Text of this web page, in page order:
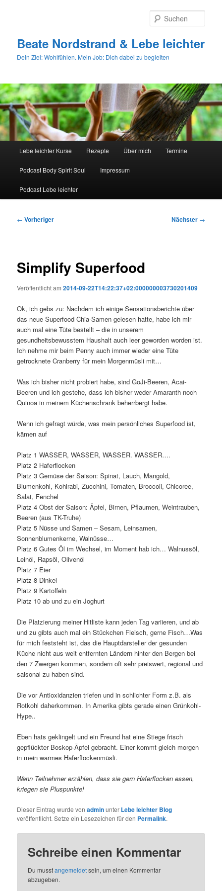
Beate Nordstrand & Lebe leichter
Dein Ziel: Wohlfühlen. Mein Job: Dich dabei zu begleiten
Lebe leichter Kurse Rezepte Über mich Termine
Podcast Body Spirit Soul Impressum
Podcast Lebe leichter
Beitragsnavigation
← Vorheriger Nächster →
Simplify Superfood
Veröffentlicht am2014-09-22T14:22:37+02:000000003730201409
Ok, ich gebs zu: Nachdem ich einige Sensationsberichte über
das neue Superfood Chia-Samen gelesen hatte, habe ich mir
auch mal eine Tüte bestellt – die in unserem
gesundheitsbewusstem Haushalt auch leer geworden worden ist.
Ich nehme mir beim Penny auch immer wieder eine Tüte
getrocknete Cranberry für mein Morgenmüsli mit…
Was ich bisher nicht probiert habe, sind GoJi-Beeren, Acai-
Beeren und ich gestehe, dass ich bisher weder Amaranth noch
Quinoa in meinem Küchenschrank beherrbergt habe.
Wenn ich gefragt würde, was mein persönliches Superfood ist,
kämen auf
Platz 1 WASSER, WASSER, WASSER. WASSER….
Platz 2 Haferflocken
Platz 3 Gemüse der Saison: Spinat, Lauch, Mangold,
Blumenkohl, Kohlrabi, Zucchini, Tomaten, Broccoli, Chicoree,
Salat, Fenchel
Platz 4 Obst der Saison: Äpfel, Birnen, Pflaumen, Weintrauben,
Beeren (aus TK-Truhe)
Platz 5 Nüsse und Samen – Sesam, Leinsamen,
Sonnenblumenkerne, Walnüsse…
Platz 6 Gutes Öl im Wechsel, im Moment hab ich… Walnussöl,
Leinöl, Rapsöl, Olivenöl
Platz 7 Eier
Platz 8 Dinkel
Platz 9 Kartoffeln
Platz 10 ab und zu ein Joghurt
Die Platzierung meiner Hitliste kann jeden Tag variieren, und ab
und zu gibts auch mal ein Stückchen Fleisch, gerne Fisch…Was
für mich feststeht ist, das die Hauptdarsteller der gesunden
Küche nicht aus weit entfernten Ländern hinter den Bergen bei
den 7 Zwergen kommen, sondern oft sehr preiswert, regional und
saisonal zu haben sind.
Die vor Antioxidanzien triefen und in schlichter Form z.B. als
Rotkohl daherkommen. In Amerika gibts gerade einen Grünkohl-
Hype..
Eben hats geklingelt und ein Freund hat eine Stiege frisch
gepflückter Boskop-Äpfel gebracht. Einer kommt gleich morgen
in mein warmes Haferflockenmüsli.
Wenn Teilnehmer erzählen, dass sie gern Haferflocken essen,
kriegen sie Pluspunkte!
Dieser Eintrag wurde vonadminunter Lebe leichter Blog
veröffentlicht. Setze ein Lesezeichen für den Permalink.
Schreibe einen Kommentar
Du musstangemeldetsein, um einen Kommentar
abzugeben.